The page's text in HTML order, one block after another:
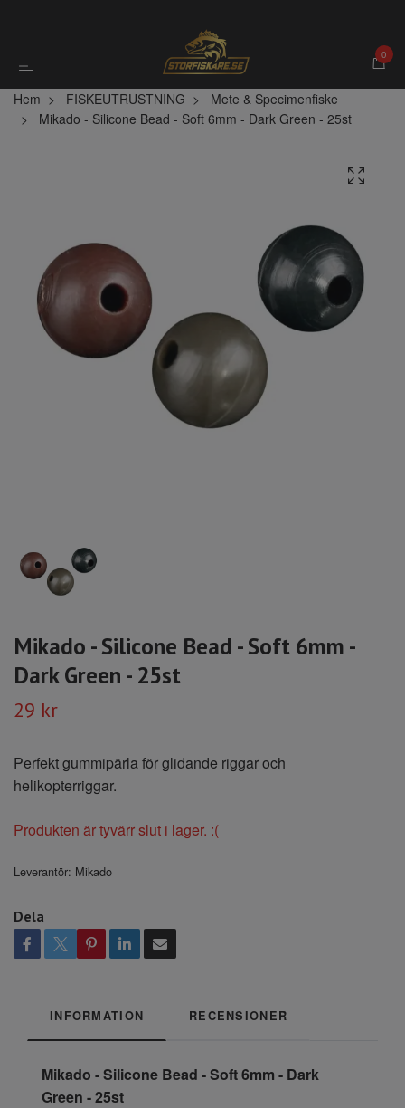
0
Hem FISKEUTRUSTNING
Mete & Specimenfiske
Mikado - Silicone Bead - Soft 6mm - Dark Green - 25st
Mikado - Silicone Bead - Soft 6mm -
Dark Green - 25st
29 kr
Perfekt gummipärla för glidande riggar och
helikopterriggar.
Produkten är tyvärr slut i lager. :(
Leverantör: Mikado
Dela
INFORMATION RECENSIONER
Mikado - Silicone Bead - Soft 6mm - Dark
Green - 25st